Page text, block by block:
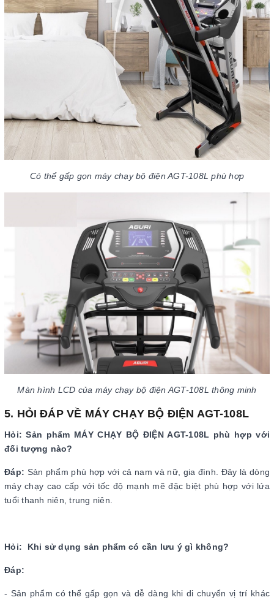
Có thể gấp gọn máy chạy bộ điện AGT-108L phù hợp
Màn hình LCD của máy chạy bộ điện AGT-108L thông minh
5. HỎI ĐÁP VỀ MÁY CHẠY BỘ ĐIỆN AGT-108L
Hỏi: Sản phẩm MÁY CHẠY BỘ ĐIỆN AGT-108L phù hợp với
đối tượng nào?
Đáp: Sản phẩm phù hợp với cả nam và nữ, gia đình. Đây là dòng
máy chạy cao cấp với tốc độ mạnh mẽ đặc biệt phù hợp với lứa
tuổi thanh niên, trung niên.
Hỏi: Khi sử dụng sản phẩm có cần lưu ý gì không?
Đáp:
- Sản phẩm có thể gấp gọn và dễ dàng khi di chuyển vị trí khác